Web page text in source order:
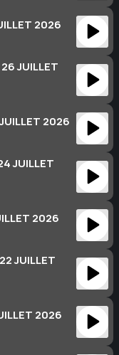
2026
JUILLET
2026
JUILLET
2026
JUILLET
2026